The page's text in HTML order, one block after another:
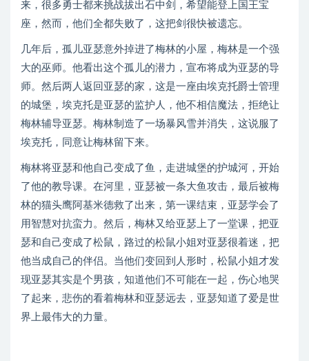
来，很多勇士都来挑战拔出石中剑，希望能登上国王宝
座，然而，他们全都失败了，这把剑很快被遗忘。
几年后，孤儿亚瑟意外掉进了梅林的小屋，梅林是一个强
大的巫师。他看出这个孤儿的潜力，宣布将成为亚瑟的导
师。然后两人返回亚瑟的家，这是一座由埃克托爵士管理
的城堡，埃克托是亚瑟的监护人，他不相信魔法，拒绝让
梅林辅导亚瑟。梅林制造了一场暴风雪并消失，这说服了
埃克托，同意让梅林留下来。
梅林将亚瑟和他自己变成了鱼，走进城堡的护城河，开始
了他的教导课。在河里，亚瑟被一条大鱼攻击，最后被梅
林的猫头鹰阿基米德救了出来，第一课结束，亚瑟学会了
用智慧对抗蛮力。然后，梅林又给亚瑟上了一堂课，把亚
瑟和自己变成了松鼠，路过的松鼠小姐对亚瑟很着迷，把
他当成自己的伴侣。当他们变回到人形时，松鼠小姐才发
现亚瑟其实是个男孩，知道他们不可能在一起，伤心地哭
了起来，悲伤的看着梅林和亚瑟远去，亚瑟知道了爱是世
界上最伟大的力量。